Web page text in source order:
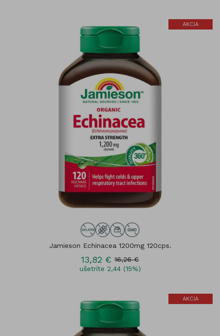
AKCIA
Jamieson Echinacea 1200mg 120cps.
13,82 € 16,26 €
ušetríte 2,44 (15%)
AKCIA